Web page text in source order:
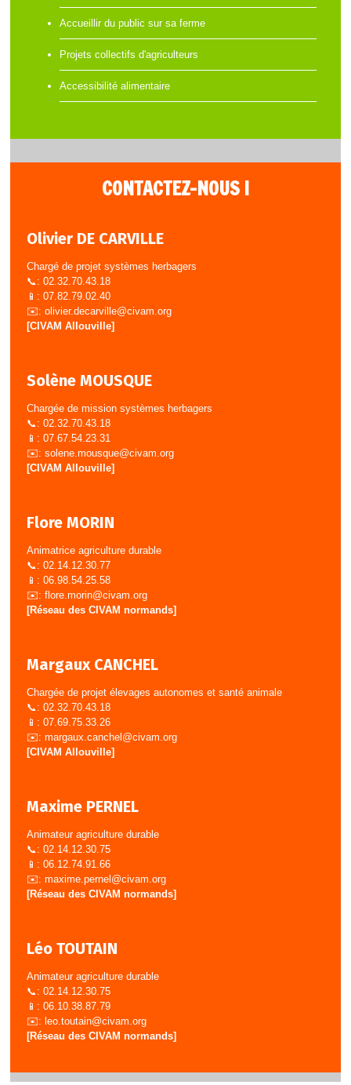
Accueillir du public sur sa ferme
Projets collectifs d'agriculteurs
Accessibilité alimentaire
CONTACTEZ-NOUS !
Olivier DE CARVILLE
Chargé de projet systèmes herbagers
📞: 02.32.70.43.18
📱: 07.82.79.02.40
✉️: olivier.decarville@civam.org
[CIVAM Allouville]
Solène MOUSQUE
Chargée de mission systèmes herbagers
📞: 02.32.70.43.18
📱: 07.67.54.23.31
✉️: solene.mousque@civam.org
[CIVAM Allouville]
Flore MORIN
Animatrice agriculture durable
📞: 02.14.12.30.77
📱: 06.98.54.25.58
✉️: flore.morin@civam.org
[Réseau des CIVAM normands]
Margaux CANCHEL
Chargée de projet élevages autonomes et santé animale
📞: 02.32.70.43.18
📱: 07.69.75.33.26
✉️: margaux.canchel@civam.org
[CIVAM Allouville]
Maxime PERNEL
Animateur agriculture durable
📞: 02.14.12.30.75
📱: 06.12.74.91.66
✉️: maxime.pernel@civam.org
[Réseau des CIVAM normands]
Léo TOUTAIN
Animateur agriculture durable
📞: 02.14.12.30.75
📱: 06.10.38.87.79
✉️: leo.toutain@civam.org
[Réseau des CIVAM normands]